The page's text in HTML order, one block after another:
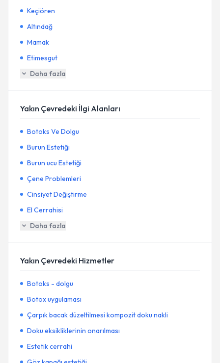
Keçiören
Altındağ
Mamak
Etimesgut
Daha fazla
Yakın Çevredeki İlgi Alanları
Botoks Ve Dolgu
Burun Estetiği
Burun ucu Estetiği
Çene Problemleri
Cinsiyet Değiştirme
El Cerrahisi
Daha fazla
Yakın Çevredeki Hizmetler
Botoks - dolgu
Botox uygulaması
Çarpık bacak düzeltilmesi kompozit doku nakli
Doku eksikliklerinin onarılması
Estetik cerrahi